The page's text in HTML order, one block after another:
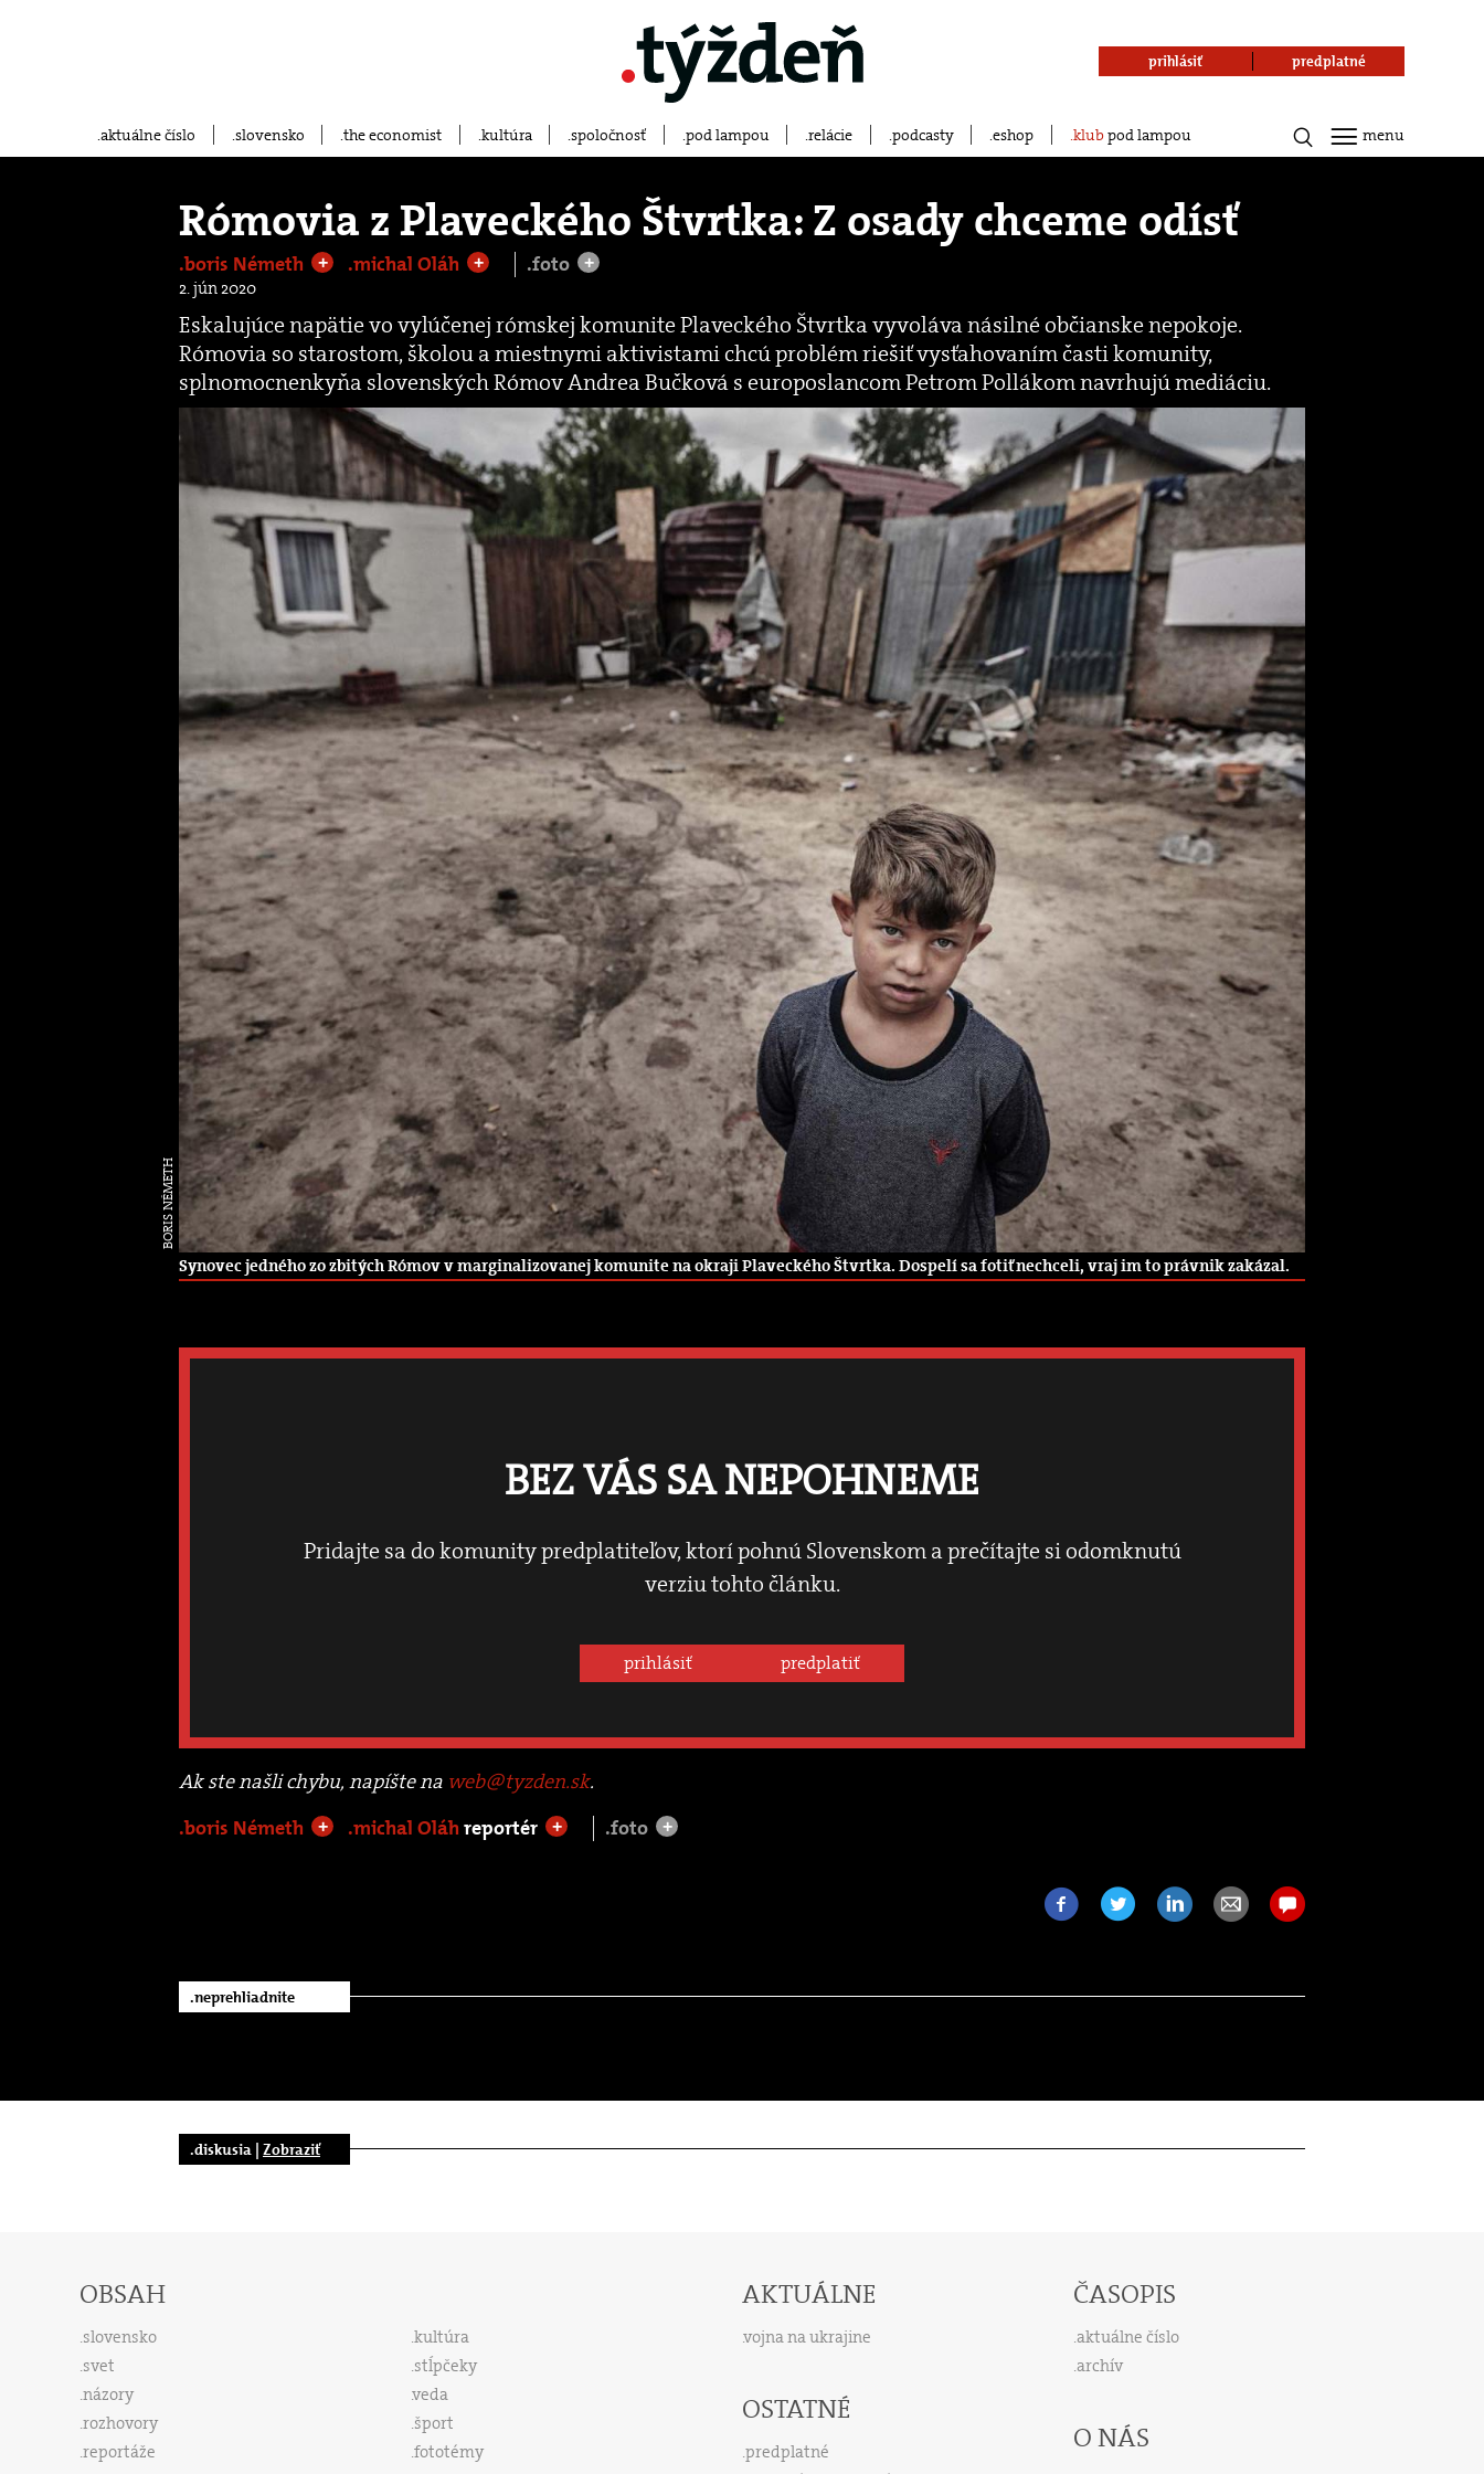
aktuálne číslo slovensko the economist kultúra spoločnosť pod lampou relácie podcasty eshop klubpod lampou
prihlásiť predplatné
menu
Rómovia z Plaveckého Štvrtka: Z osady chceme odísť
.boris Németh + .michal Oláh + .foto +
2. jún 2020
Eskalujúce napätie vo vylúčenej rómskej komunite Plaveckého Štvrtka vyvoláva násilné občianske nepokoje.
Rómovia so starostom, školou a miestnymi aktivistami chcú problém riešiť vysťahovaním časti komunity,
splnomocnenkyňa slovenských Rómov Andrea Bučková s europoslancom Petrom Pollákom navrhujú mediáciu.
BORIS NÉMETH
Synovec jedného zo zbitých Rómov v marginalizovanej komunite na okraji Plaveckého Štvrtka. Dospelí sa fotiť nechceli, vraj im to právnik zakázal.
BEZ VÁS SA NEPOHNEME
Pridajte sa do komunity predplatiteľov, ktorí pohnú Slovenskom a prečítajte si odomknutú
verziu tohto článku.
prihlásiť predplatiť
Ak ste našli chybu, napíšte na web@tyzden.sk.
.boris Németh
+ .michal Oláh reportér + .foto +
.neprehliadnite
.diskusia | Zobraziť
OBSAH
slovensko
svet
názory
rozhovory
reportáže
kultúra
stĺpčeky
veda
šport
fototémy
AKTUÁLNE
vojna na ukrajine
OSTATNÉ
predplatné
ČASOPIS
aktuálne číslo
archív
O NÁS